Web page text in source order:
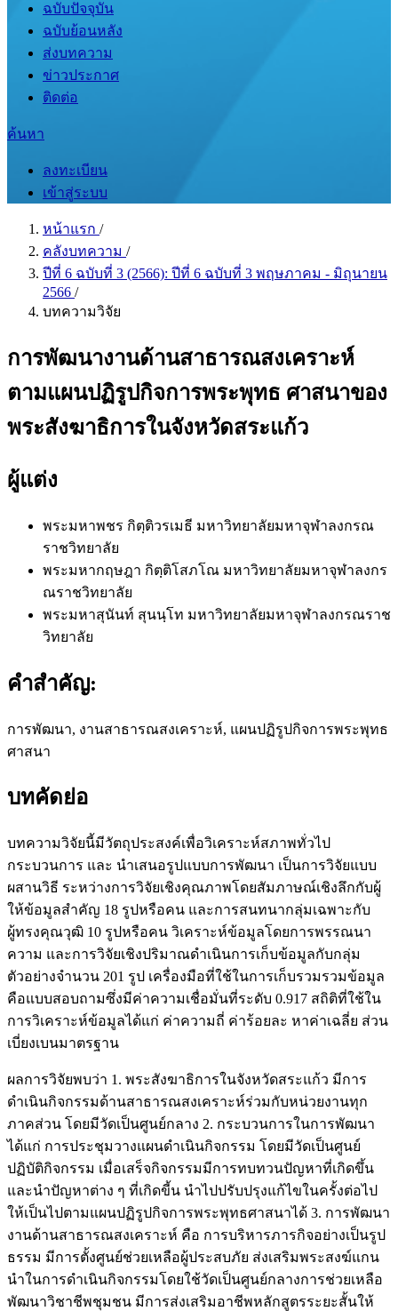
ฉบับปัจจุบัน
ฉบับย้อนหลัง
ส่งบทความ
ข่าวประกาศ
ติดต่อ
ค้นหา
ลงทะเบียน
เข้าสู่ระบบ
หน้าแรก /
คลังบทความ /
ปีที่ 6 ฉบับที่ 3 (2566): ปีที่ 6 ฉบับที่ 3 พฤษภาคม - มิถุนายน
2566 /
บทความวิจัย
การพัฒนางานด้านสาธารณสงเคราะห์
ตามแผนปฏิรูปกิจการพระพุทธ ศาสนาของ
พระสังฆาธิการในจังหวัดสระแก้ว
ผู้แต่ง
พระมหาพชร กิตฺติวรเมธี มหาวิทยาลัยมหาจุฬาลงกรณ
ราชวิทยาลัย
พระมหากฤษฎา กิตฺติโสภโณ มหาวิทยาลัยมหาจุฬาลงกร
ณราชวิทยาลัย
พระมหาสุนันท์ สุนนฺโท มหาวิทยาลัยมหาจุฬาลงกรณราช
วิทยาลัย
คำสำคัญ:
การพัฒนา, งานสาธารณสงเคราะห์, แผนปฏิรูปกิจการพระพุทธ
ศาสนา
บทคัดย่อ
บทความวิจัยนี้มีวัตถุประสงค์เพื่อวิเคราะห์สภาพทั่วไป
กระบวนการ และ นำเสนอรูปแบบการพัฒนา เป็นการวิจัยแบบ
ผสานวิธี ระหว่างการวิจัยเชิงคุณภาพโดยสัมภาษณ์เชิงลึกกับผู้
ให้ข้อมูลสำคัญ 18 รูปหรือคน และการสนทนากลุ่มเฉพาะกับ
ผู้ทรงคุณวุฒิ 10 รูปหรือคน วิเคราะห์ข้อมูลโดยการพรรณนา
ความ และการวิจัยเชิงปริมาณดำเนินการเก็บข้อมูลกับกลุ่ม
ตัวอย่างจำนวน 201 รูป เครื่องมือที่ใช้ในการเก็บรวมรวมข้อมูล
คือแบบสอบถามซึ่งมีค่าความเชื่อมั่นที่ระดับ 0.917 สถิติที่ใช้ใน
การวิเคราะห์ข้อมูลได้แก่ ค่าความถี่ ค่าร้อยละ หาค่าเฉลี่ย ส่วน
เบี่ยงเบนมาตรฐาน
ผลการวิจัยพบว่า 1. พระสังฆาธิการในจังหวัดสระแก้ว มีการ
ดำเนินกิจกรรมด้านสาธารณสงเคราะห์ร่วมกับหน่วยงานทุก
ภาคส่วน โดยมีวัดเป็นศูนย์กลาง 2. กระบวนการในการพัฒนา
ได้แก่ การประชุมวางแผนดำเนินกิจกรรม โดยมีวัดเป็นศูนย์
ปฏิบัติกิจกรรม เมื่อเสร็จกิจกรรมมีการทบทวนปัญหาที่เกิดขึ้น
และนำปัญหาต่าง ๆ ที่เกิดขี้น นำไปปรับปรุงแก้ไขในครั้งต่อไป
ให้เป็นไปตามแผนปฏิรูปกิจการพระพุทธศาสนาได้ 3. การพัฒนา
งานด้านสาธารณสงเคราะห์ คือ การบริหารภารกิจอย่างเป็นรูป
ธรรม มีการตั้งศูนย์ช่วยเหลือผู้ประสบภัย ส่งเสริมพระสงฆ์แกน
นำในการดำเนินกิจกรรมโดยใช้วัดเป็นศูนย์กลางการช่วยเหลือ
พัฒนาวิชาชีพชุมชน มีการส่งเสริมอาชีพหลักสูตรระยะสั้นให้